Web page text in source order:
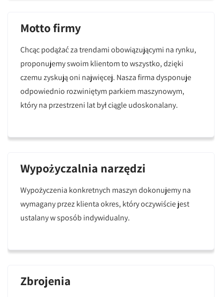
Motto firmy
Chcąc podążać za trendami obowiązującymi na rynku,
proponujemy swoim klientom to wszystko, dzięki
czemu zyskują oni najwięcej. Nasza firma dysponuje
odpowiednio rozwiniętym parkiem maszynowym,
który na przestrzeni lat był ciągle udoskonalany.
Wypożyczalnia narzędzi
Wypożyczenia konkretnych maszyn dokonujemy na
wymagany przez klienta okres, który oczywiście jest
ustalany w sposób indywidualny.
Zbrojenia